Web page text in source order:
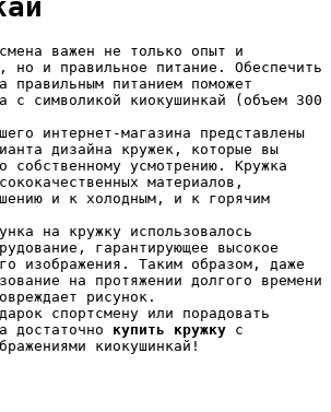
важен не только опыт и
но и правильное питание. Обеспечить
правильным питанием поможет
с символикой киокушинкай (объем 300
интернет-магазина представлены
дизайна кружек, которые вы
собственному усмотрению. Кружка
материалов,
и к холодным, и к горячим
на кружку использовалось
гарантирующее высокое
изображения. Таким образом, даже
на протяжении долгого времени
рисунок.
спортсмену или порадовать
достаточно купить кружку с
киокушинкай!